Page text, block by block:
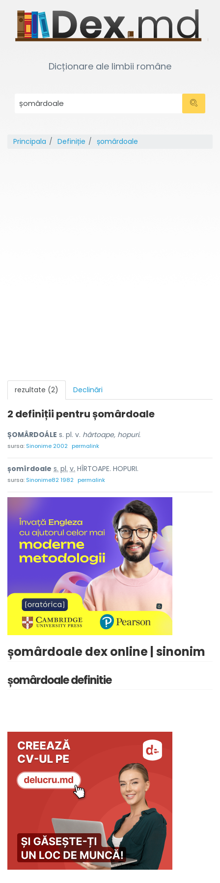
Dicționare ale limbii române
Principala Definiție șomârdoale
rezultate (2) Declinări
2 definiții pentrușomârdoale
ȘOMÂRDOÁLE s. pl. v. hârtoape, hopuri.
sursa: Sinonime 2002 permalink
șomîrdoale s. pl. v. HÎRTOAPE. HOPURI.
sursa: Sinonime82 1982 permalink
șomârdoale dex online | sinonim
șomârdoale definitie